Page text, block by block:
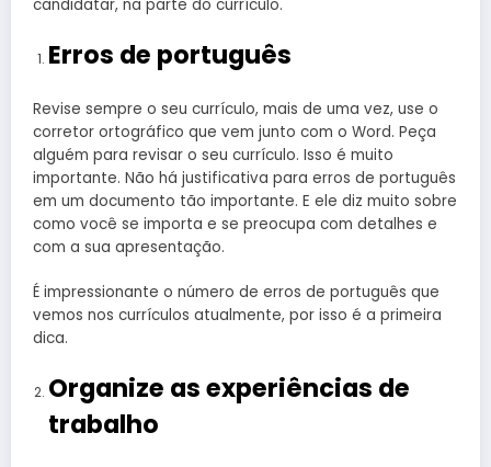
candidatar, na parte do currículo.
Erros de português
Revise sempre o seu currículo, mais de uma vez, use o
corretor ortográfico que vem junto com o Word. Peça
alguém para revisar o seu currículo. Isso é muito
importante. Não há justificativa para erros de português
em um documento tão importante. E ele diz muito sobre
como você se importa e se preocupa com detalhes e
com a sua apresentação.
É impressionante o número de erros de português que
vemos nos currículos atualmente, por isso é a primeira
dica.
Organize as experiências de
trabalho